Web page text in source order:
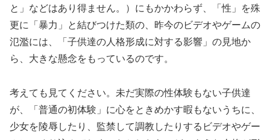
と」などはあり得ません。）にもかかわらず、「性」を殊
更に「暴力」と結びつけた類の、昨今のビデオやゲームの
氾濫には、「子供達の人格形成に対する影響」の見地か
ら、大きな懸念をもっているのです。
考えても見てください。未だ実際の性体験もない子供達
が、「普通の初体験」に心をときめかす暇もないうちに、
少女を陵辱したり、監禁して調教したりするビデオやゲー